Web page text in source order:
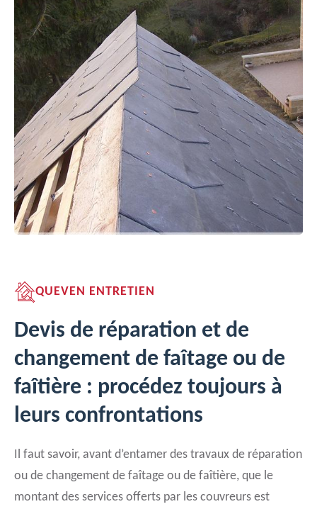
QUEVEN ENTRETIEN
Devis de réparation et de
changement de faîtage ou de
faîtière : procédez toujours à
leurs confrontations
Il faut savoir, avant d’entamer des travaux de réparation
ou de changement de faîtage ou de faîtière, que le
montant des services offerts par les couvreurs est